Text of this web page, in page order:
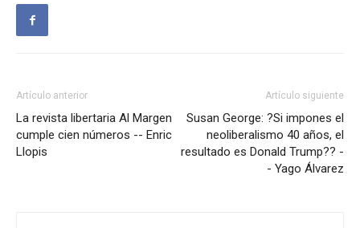
Artículo anterior
La revista libertaria Al Margen
cumple cien números -- Enric
Llopis
Artículo siguiente
Susan George: ?Si impones el
neoliberalismo 40 años, el
resultado es Donald Trump?? -
- Yago Álvarez